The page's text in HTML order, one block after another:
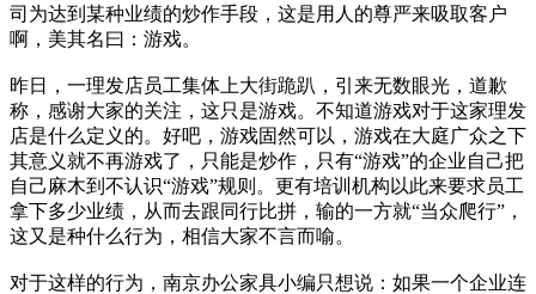
司为达到某种业绩的炒作手段，这是用人的尊严来吸取客户
啊，美其名曰：游戏。
昨日，一理发店员工集体上大街跪趴，引来无数眼光，道歉
称，感谢大家的关注，这只是游戏。不知道游戏对于这家理发
店是什么定义的。好吧，游戏固然可以，游戏在大庭广众之下
其意义就不再游戏了，只能是炒作，只有“游戏”的企业自己把
自己麻木到不认识“游戏”规则。更有培训机构以此来要求员工
拿下多少业绩，从而去跟同行比拼，输的一方就“当众爬行”，
这又是种什么行为，相信大家不言而喻。
对于这样的行为，南京办公家具小编只想说：如果一个企业连